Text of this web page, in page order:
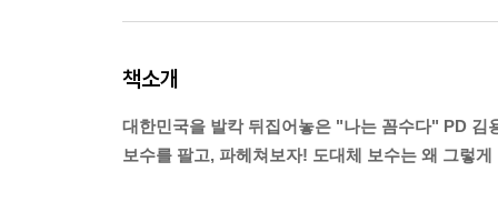
책소개
대한민국을 발칵 뒤집어놓은 "나는 꼼수다" PD 김
보수를 팔고, 파헤쳐보자! 도대체 보수는 왜 그렇